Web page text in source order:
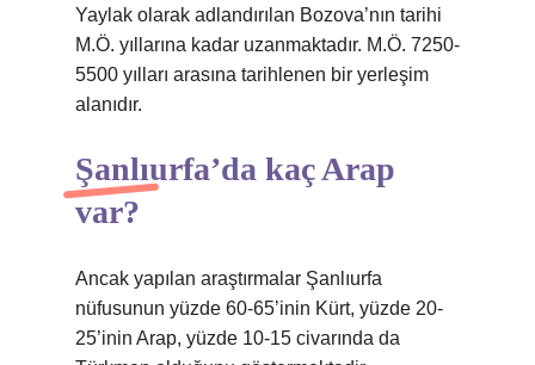
Yaylak olarak adlandırılan Bozova’nın tarihi
M.Ö. yıllarına kadar uzanmaktadır. M.Ö. 7250-
5500 yılları arasına tarihlenen bir yerleşim
alanıdır.
Şanlıurfa’da kaç Arap
var?
Ancak yapılan araştırmalar Şanlıurfa
nüfusunun yüzde 60-65’inin Kürt, yüzde 20-
25’inin Arap, yüzde 10-15 civarında da